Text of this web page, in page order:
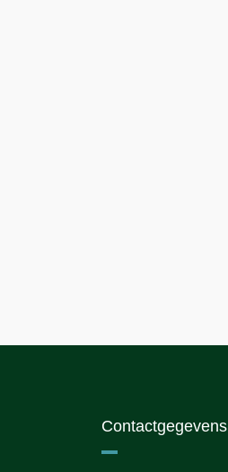
Contactgegevens